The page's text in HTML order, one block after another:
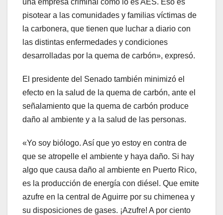
pisotear a las comunidades y familias víctimas de
la carbonera, que tienen que luchar a diario con
las distintas enfermedades y condiciones
desarrolladas por la quema de carbón», expresó.
El presidente del Senado también minimizó el
efecto en la salud de la quema de carbón, ante el
señalamiento que la quema de carbón produce
daño al ambiente y a la salud de las personas.
«Yo soy biólogo. Así que yo estoy en contra de
que se atropelle el ambiente y haya daño. Si hay
algo que causa daño al ambiente en Puerto Rico,
es la producción de energía con diésel. Que emite
azufre en la central de Aguirre por su chimenea y
su disposiciones de gases. ¡Azufre! A por ciento